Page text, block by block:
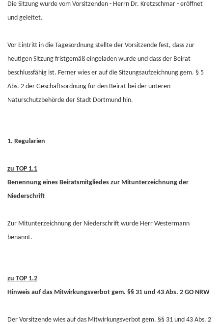
Die Sitzung wurde vom Vorsitzenden - Herrn Dr. Kretzschmar - eröffnet
und geleitet.
Vor Eintritt in die Tagesordnung stellte der Vorsitzende fest, dass zur
heutigen Sitzung fristgemäß eingeladen wurde und dass der Beirat
beschlussfähig ist. Ferner wies er auf die Sitzungsaufzeichnung gem. § 5
Abs. 2 der Geschäftsordnung für den Beirat bei der unteren
Naturschutzbehörde der Stadt Dortmund hin.
1. Regularien
zu TOP 1.1
Benennung eines Beiratsmitgliedes zur Mitunterzeichnung der
Niederschrift
Zur Mitunterzeichnung der Niederschrift wurde Herr Westermann
benannt.
zu TOP 1.2
Hinweis auf das Mitwirkungsverbot gem. §§ 31 und 43 Abs. 2 GO NRW
Der Vorsitzende wies auf das Mitwirkungsverbot gem. §§ 31 und 43 Abs. 2